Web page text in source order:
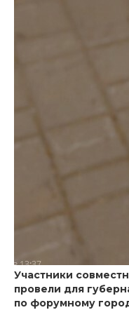
Участники
провели для
по форумному